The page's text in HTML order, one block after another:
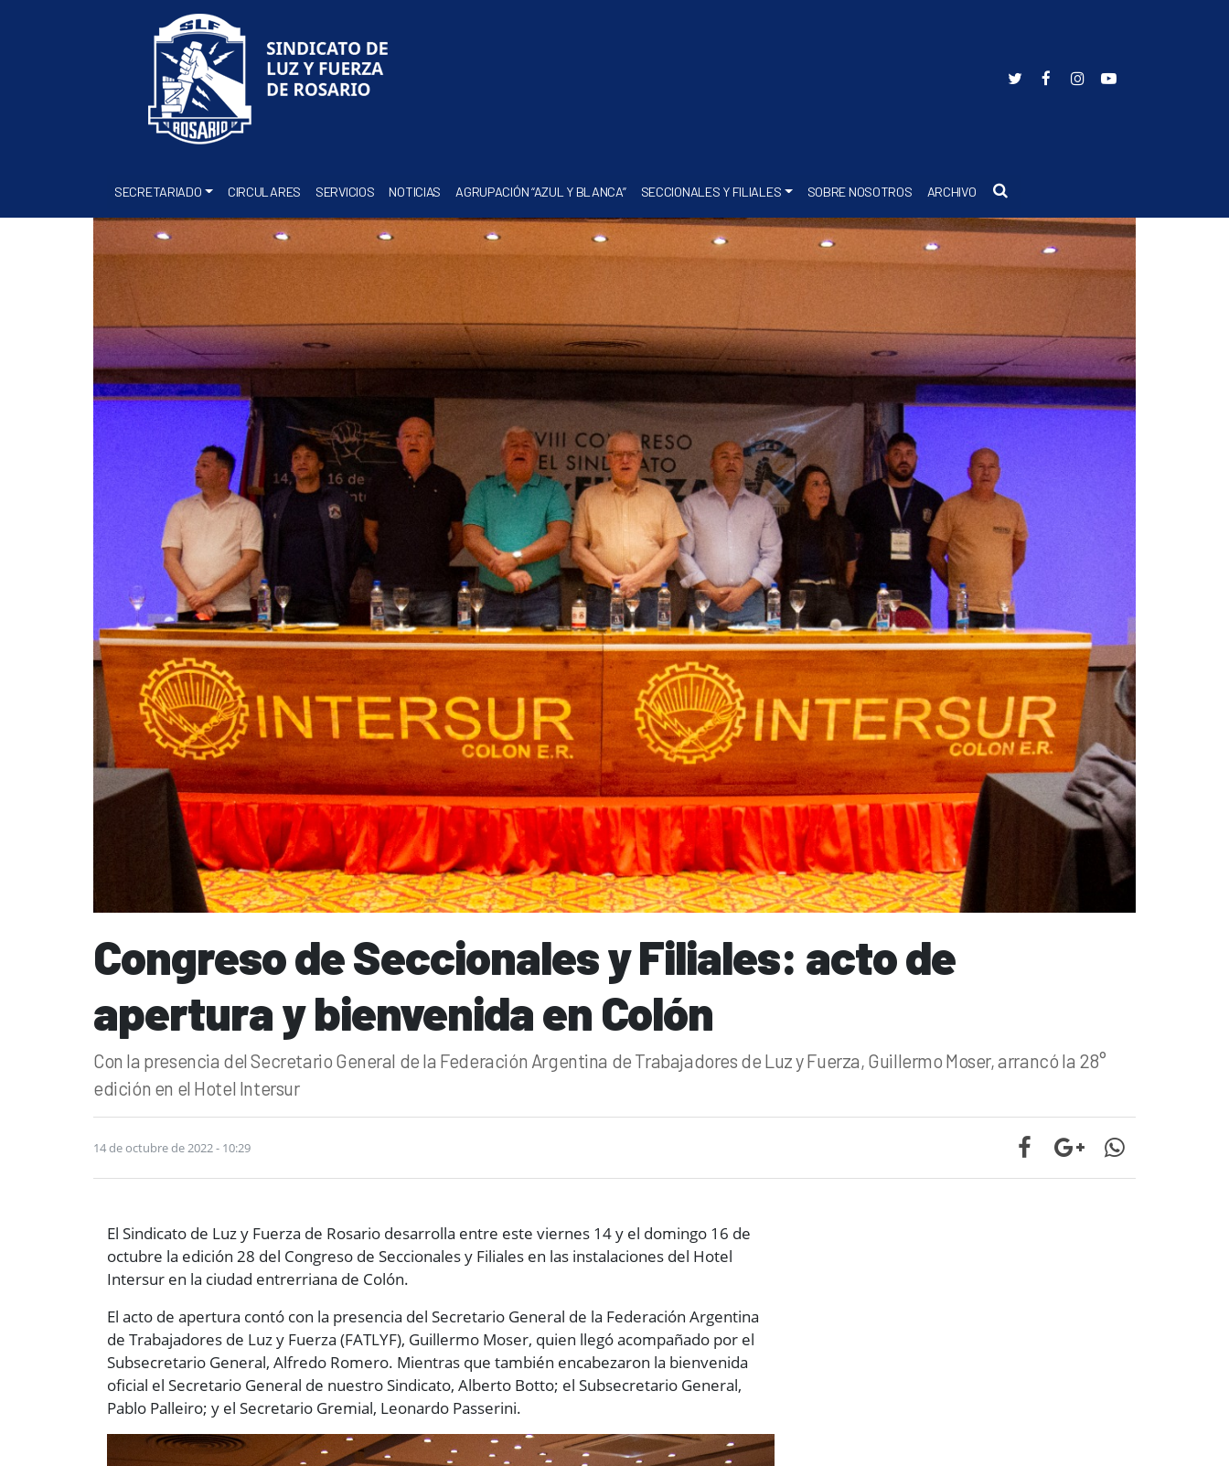
SECRETARIADO CIRCULARES SERVICIOS NOTICIAS AGRUPACIÓN “AZUL Y BLANCA” SECCIONALES Y FILIALES SOBRE NOSOTROS ARCHIVO Buscar
Congreso de Seccionales y Filiales: acto de
apertura y bienvenida en Colón
Con la presencia del Secretario General de la Federación Argentina de Trabajadores de Luz y Fuerza, Guillermo Moser, arrancó la 28°
edición en el Hotel Intersur
14 de octubre de 2022 - 10:29
El Sindicato de Luz y Fuerza de Rosario desarrolla entre este viernes 14 y el domingo 16 de
octubre la edición 28 del Congreso de Seccionales y Filiales en las instalaciones del Hotel
Intersur en la ciudad entrerriana de Colón.
El acto de apertura contó con la presencia del Secretario General de la Federación Argentina
de Trabajadores de Luz y Fuerza (FATLYF), Guillermo Moser, quien llegó acompañado por el
Subsecretario General, Alfredo Romero. Mientras que también encabezaron la bienvenida
oficial el Secretario General de nuestro Sindicato, Alberto Botto; el Subsecretario General,
Pablo Palleiro; y el Secretario Gremial, Leonardo Passerini.